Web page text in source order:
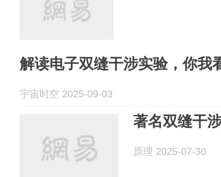
解读电子双缝干涉实验，你我
宇宙时空 2025-09-03
著名双缝干
原理 2025-07-30